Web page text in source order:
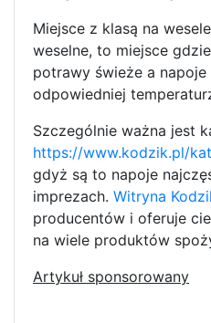
Miejsce z klasą na
weselne, to miejsce
potrawy świeże a
odpowiedniej
Szczególnie ważna jest
https://www.kodzik.pl/
gdyż są to napoje
imprezach. Witryna
producentów i oferuje
na wiele produktów
Artykuł sponsorowany